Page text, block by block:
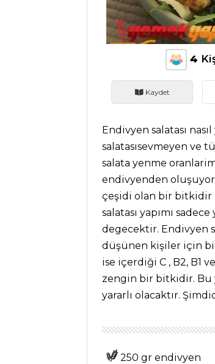
Kategoriler
Zencefilli Rulo
Pasta Tarifi, Nasıl
Peynirli Tatlı Kek
4
Kaydet
Endivyen salatası
salatasısevmeyen ve
salata yenme
endivyenden
çeşidi olan bir bitkidir
salatası yapımı
degecektir. Endivyen
düşünen kişiler için
ise içerdiği C , B2, B1
zengin bir bitkidir. Bu
yararlı olacaktır.
250 gr endivyen